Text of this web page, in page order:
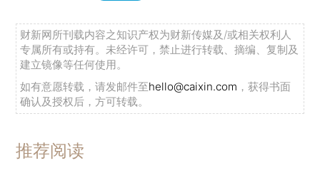
财新网所刊载内容之知识产权为财新传媒及/或相关权利人
专属所有或持有。未经许可，禁止进行转载、摘编、复制及
建立镜像等任何使用。
如有意愿转载，请发邮件至hello@caixin.com ，获得书面
确认及授权后，方可转载。
推荐阅读